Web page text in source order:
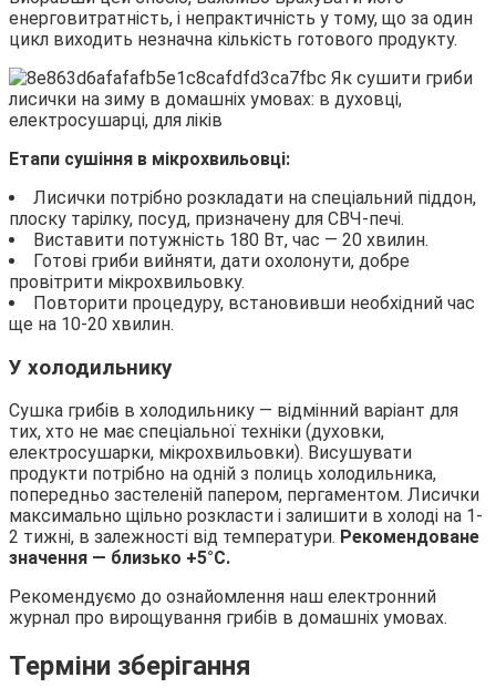
енерговитратність, і непрактичність у тому, що за один
цикл виходить незначна кількість готового продукту.
Етапи сушіння в мікрохвильовці:
Лисички потрібно розкладати на спеціальний піддон,
плоску тарілку, посуд, призначену для СВЧ-печі.
Виставити потужність 180 Вт, час — 20 хвилин.
Готові гриби вийняти, дати охолонути, добре
провітрити мікрохвильовку.
Повторити процедуру, встановивши необхідний час
ще на 10-20 хвилин.
У холодильнику
Сушка грибів в холодильнику — відмінний варіант для
тих, хто не має спеціальної техніки (духовки,
електросушарки, мікрохвильовки). Висушувати
продукти потрібно на одній з полиць холодильника,
попередньо застеленій папером, пергаментом. Лисички
максимально щільно розкласти і залишити в холоді на 1-
2 тижні, в залежності від температури. Рекомендоване
значення — близько +5°С.
Рекомендуємо до ознайомлення наш електронний
журнал про вирощування грибів в домашніх умовах.
Терміни зберігання